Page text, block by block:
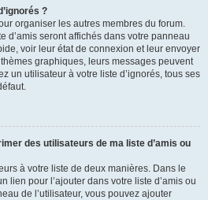
?
organiser les autres membres du forum.
d’amis seront affichés dans votre panneau
voir leur état de connexion et leur envoyer
graphiques, leurs messages peuvent
un utilisateur à votre liste d’ignorés, tous ses
des utilisateurs de ma liste d’amis ou
à votre liste de deux manières. Dans le
lien pour l’ajouter dans votre liste d’amis ou
de l’utilisateur, vous pouvez ajouter